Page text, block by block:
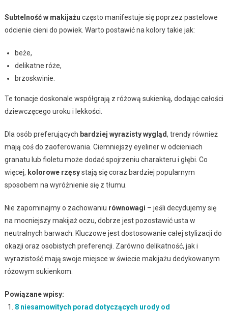
Subtelność w makijażu często manifestuje się poprzez pastelowe
odcienie cieni do powiek. Warto postawić na kolory takie jak:
beże,
delikatne róże,
brzoskwinie.
Te tonacje doskonale współgrają z różową sukienką, dodając całości
dziewczęcego uroku i lekkości.
Dla osób preferujących bardziej wyrazisty wygląd, trendy również
mają coś do zaoferowania. Ciemniejszy eyeliner w odcieniach
granatu lub fioletu może dodać spojrzeniu charakteru i głębi. Co
więcej, kolorowe rzęsystają się coraz bardziej popularnym
sposobem na wyróżnienie się z tłumu.
Nie zapominajmy o zachowaniu równowagi – jeśli decydujemy się
na mocniejszy makijaż oczu, dobrze jest pozostawić usta w
neutralnych barwach. Kluczowe jest dostosowanie całej stylizacji do
okazji oraz osobistych preferencji. Zarówno delikatność, jak i
wyrazistość mają swoje miejsce w świecie makijażu dedykowanym
różowym sukienkom.
Powiązane wpisy:
8 niesamowitych porad dotyczących urody od